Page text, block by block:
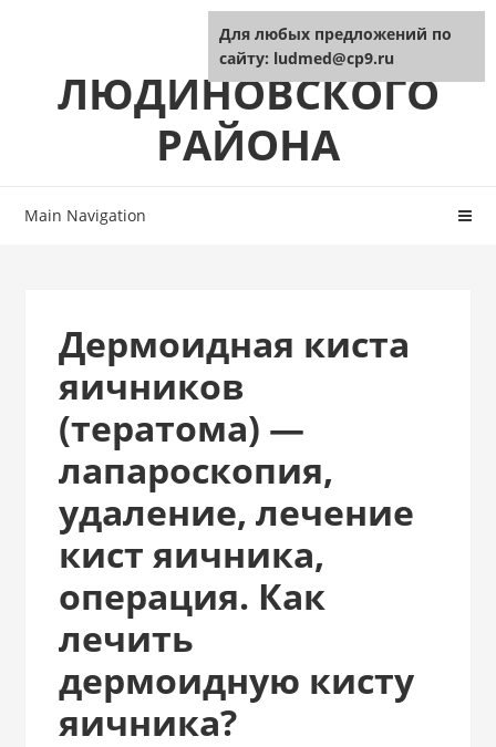
ЦРБ
ЛЮДИНОВСКОГО
РАЙОНА
Main Navigation
Дермоидная киста
яичников
(тератома) —
лапароскопия,
удаление, лечение
кист яичника,
операция. Как
лечить
дермоидную кисту
яичника?
Для любых предложений по
сайту: ludmed@cp9.ru